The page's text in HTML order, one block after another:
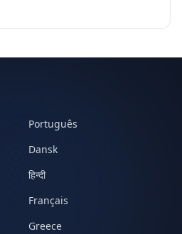
Português
Dansk
हिन्दी
Français
Greece